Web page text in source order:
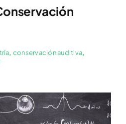
, conservación auditiva,